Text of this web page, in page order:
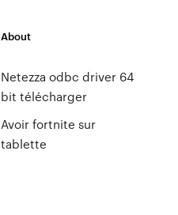
About
Netezza odbc driver 64
bit télécharger
Avoir fortnite sur
tablette